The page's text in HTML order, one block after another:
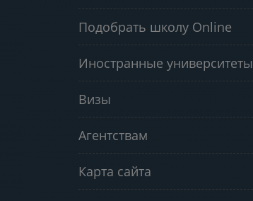
Подобрать школу Online
Иностранные университеты
Визы
Агентствам
Карта сайта